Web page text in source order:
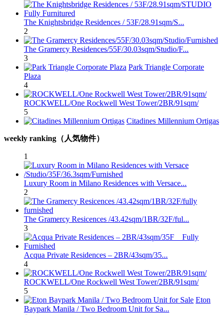
The Knightsbridge Residences / 53F/28.91sqm/S...
2
The Gramercy Residences/55F/30.03sqm/Studio/F...
3
Park Triangle Corporate
Plaza
4
ROCKWELL/One Rockwell West Tower/2BR/91sqm/
5
Citadines Millennium Ortigas
weekly ranking（人気物件）
1
Luxury Room in Milano Residences with Versace...
2
The Gramercy Resicences /43.42sqm/1BR/32F/ful...
3
Acqua Private Residences – 2BR/43sqm/35...
4
ROCKWELL/One Rockwell West Tower/2BR/91sqm/
5
Eton
Baypark Manila / Two Bedroom Unit for Sa...